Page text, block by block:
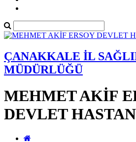
ÇANAKKALE İL
MÜDÜRLÜĞÜ
MEHMET AKİF
DEVLET